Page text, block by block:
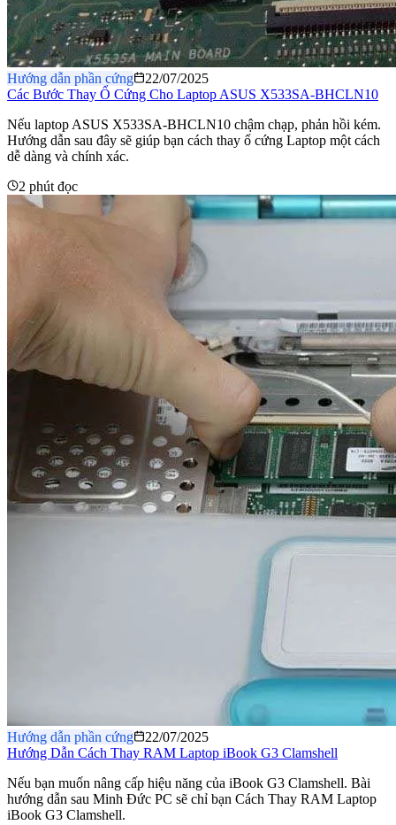
Hướng dẫn phần cứng
22/07/2025
Các Bước Thay Ổ Cứng Cho Laptop ASUS X533SA-BHCLN10
Nếu laptop ASUS X533SA-BHCLN10 chậm chạp, phản hồi kém.
Hướng dẫn sau đây sẽ giúp bạn cách thay ổ cứng Laptop một cách
dễ dàng và chính xác.
2 phút đọc
Hướng dẫn phần cứng
22/07/2025
Hướng Dẫn Cách Thay RAM Laptop iBook G3 Clamshell
Nếu bạn muốn nâng cấp hiệu năng của iBook G3 Clamshell. Bài
hướng dẫn sau Minh Đức PC sẽ chỉ bạn Cách Thay RAM Laptop
iBook G3 Clamshell.